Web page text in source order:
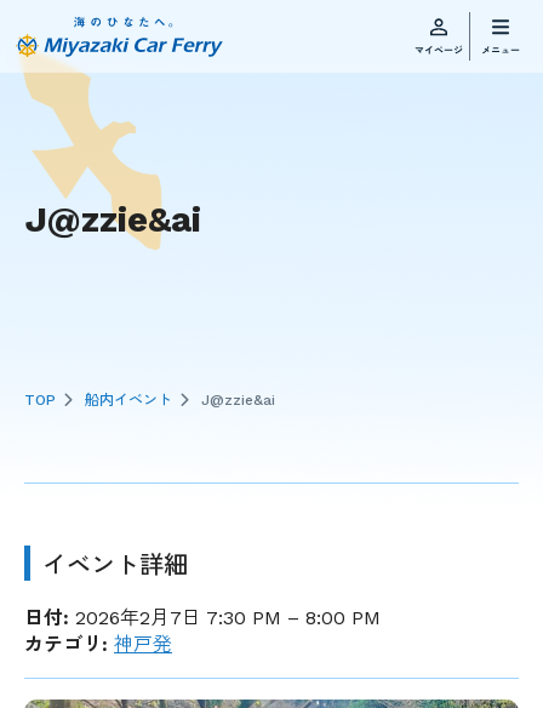
J@zzie&ai
TOP 船内イベント J@zzie&ai
イベント詳細
日付: 2026年2月7日 7:30 PM – 8:00 PM
カテゴリ: 神戸発